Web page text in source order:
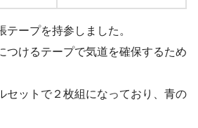
ープを持参しました。
つけるテープで気道を確保するため
セットで２枚組になっており、青の